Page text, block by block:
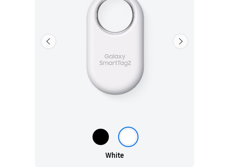
White